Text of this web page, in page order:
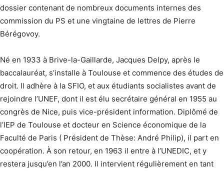
dossier contenant de nombreux documents internes des
commission du PS et une vingtaine de lettres de Pierre
Bérégovoy.
Né en 1933 à Brive-la-Gaillarde, Jacques Delpy, après le
baccalauréat, s’installe à Toulouse et commence des études de
droit. Il adhère à la SFIO, et aux étudiants socialistes avant de
rejoindre l’UNEF, dont il est élu secrétaire général en 1955 au
congrès de Nice, puis vice-président information. Diplômé de
l’IEP de Toulouse et docteur en Science économique de la
Faculté de Paris ( Président de Thèse: André Philip), il part en
coopération. À son retour, en 1963 il entre à l’UNEDIC, et y
restera jusqu’en l’an 2000. Il intervient régulièrement en tant